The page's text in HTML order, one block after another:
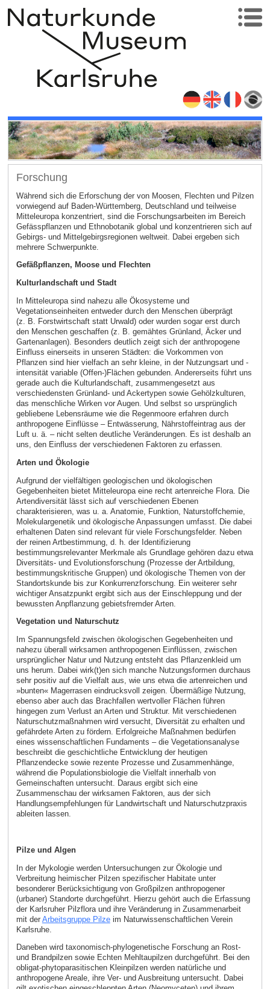
Forschung
Während sich die Erforschung der von Moosen, Flechten und Pilzen
vorwiegend auf Baden-Württemberg, Deutschland und teilweise
Mitteleuropa konzentriert, sind die Forschungsarbeiten im Bereich
Gefässpflanzen und Ethnobotanik global und konzentrieren sich auf
Gebirgs- und Mittelgebirgsregionen weltweit. Dabei ergeben sich
mehrere Schwerpunkte.
Gefäßpflanzen, Moose und Flechten
Kulturlandschaft und Stadt
In Mitteleuropa sind nahezu alle Ökosysteme und
Vegetationseinheiten entweder durch den Menschen überprägt
(z. B. Forstwirtschaft statt Urwald) oder wurden sogar erst durch
den Menschen geschaffen (z. B. gemähtes Grünland, Äcker und
Gartenanlagen). Besonders deutlich zeigt sich der anthropogene
Einfluss einerseits in unseren Städten: die Vorkommen von
Pflanzen sind hier vielfach an sehr kleine, in der Nutzungsart und -
intensität variable (Offen-)Flächen gebunden. Andererseits führt uns
gerade auch die Kulturlandschaft, zusammengesetzt aus
verschiedensten Grünland- und Ackertypen sowie Gehölzkulturen,
das menschliche Wirken vor Augen. Und selbst so ursprünglich
gebliebene Lebensräume wie die Regenmoore erfahren durch
anthropogene Einflüsse – Entwässerung, Nährstoffeintrag aus der
Luft u. ä. – nicht selten deutliche Veränderungen. Es ist deshalb an
uns, den Einfluss der verschiedenen Faktoren zu erfassen.
Arten und Ökologie
Aufgrund der vielfältigen geologischen und ökologischen
Gegebenheiten bietet Mitteleuropa eine recht artenreiche Flora. Die
Artendiversität lässt sich auf verschiedenen Ebenen
charakterisieren, was u. a. Anatomie, Funktion, Naturstoffchemie,
Molekulargenetik und ökologische Anpassungen umfasst. Die dabei
erhaltenen Daten sind relevant für viele Forschungsfelder. Neben
der reinen Artbestimmung, d. h. der Identifizierung
bestimmungsrelevanter Merkmale als Grundlage gehören dazu etwa
Diversitäts- und Evolutionsforschung (Prozesse der Artbildung,
bestimmungskritische Gruppen) und ökologische Themen von der
Standortskunde bis zur Konkurrenzforschung. Ein weiterer sehr
wichtiger Ansatzpunkt ergibt sich aus der Einschleppung und der
bewussten Anpflanzung gebietsfremder Arten.
Vegetation und Naturschutz
Im Spannungsfeld zwischen ökologischen Gegebenheiten und
nahezu überall wirksamen anthropogenen Einflüssen, zwischen
ursprünglicher Natur und Nutzung entsteht das Pflanzenkleid um
uns herum. Dabei wirk(t)en sich manche Nutzungsformen durchaus
sehr positiv auf die Vielfalt aus, wie uns etwa die artenreichen und
»bunten« Magerrasen eindrucksvoll zeigen. Übermäßige Nutzung,
ebenso aber auch das Brachfallen wertvoller Flächen führen
hingegen zum Verlust an Arten und Struktur. Mit verschiedenen
Naturschutzmaßnahmen wird versucht, Diversität zu erhalten und
gefährdete Arten zu fördern. Erfolgreiche Maßnahmen bedürfen
eines wissenschaftlichen Fundaments – die Vegetationsanalyse
beschreibt die geschichtliche Entwicklung der heutigen
Pflanzendecke sowie rezente Prozesse und Zusammenhänge,
während die Populationsbiologie die Vielfalt innerhalb von
Gemeinschaften untersucht. Daraus ergibt sich eine
Zusammenschau der wirksamen Faktoren, aus der sich
Handlungsempfehlungen für Landwirtschaft und Naturschutzpraxis
ableiten lassen.
Pilze und Algen
In der Mykologie werden Untersuchungen zur Ökologie und
Verbreitung heimischer Pilzen spezifischer Habitate unter
besonderer Berücksichtigung von Großpilzen anthropogener
(urbaner) Standorte durchgeführt. Hierzu gehört auch die Erfassung
der Karlsruher Pilzflora und ihre Veränderung in Zusammenarbeit
mit der Arbeitsgruppe Pilzeim Naturwissenschaftlichen Verein
Karlsruhe.
Daneben wird taxonomisch-phylogenetische Forschung an Rost-
und Brandpilzen sowie Echten Mehltaupilzen durchgeführt. Bei den
obligat-phytoparasitischen Kleinpilzen werden natürliche und
anthropogene Areale, ihre Ver- und Ausbreitung untersucht. Dabei